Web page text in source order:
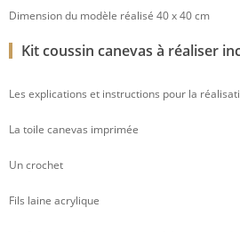
Dimension du modèle réalisé 40 x 40 cm
Kit coussin canevas à réaliser
Les explications et instructions pour la
La toile canevas imprimée
Un crochet
Fils laine acrylique